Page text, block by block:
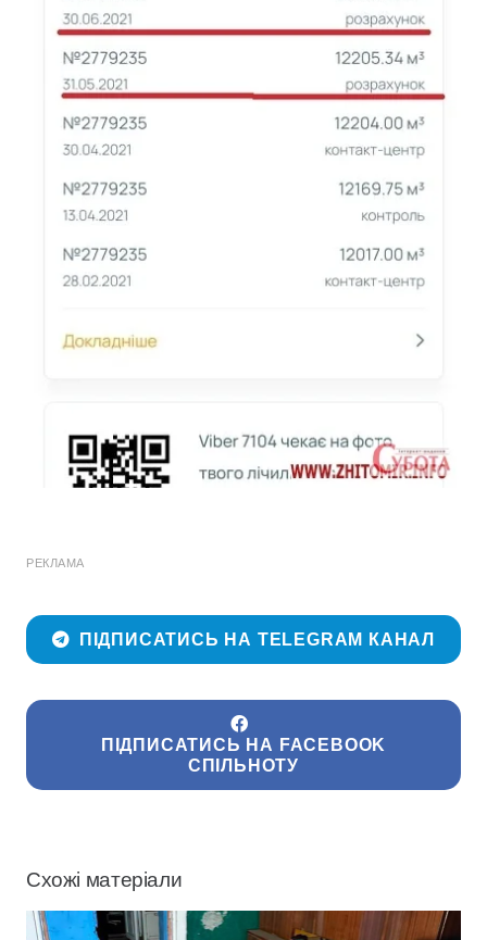
РЕКЛАМА
ПІДПИСАТИСЬ НА TELEGRAM КАНАЛ
ПІДПИСАТИСЬ НА FACEBOOK
СПІЛЬНОТУ
Схожі матеріали